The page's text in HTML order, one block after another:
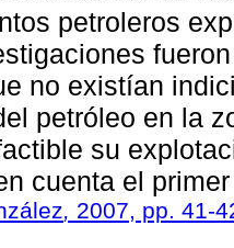
petroleros
no existían
petróleo en la
su
cuenta el
, 2007, pp. 41-